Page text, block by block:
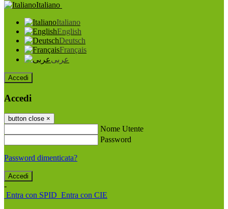
Italiano
Italiano
English
Deutsch
Français
عربى
Accedi
Accedi
button close ×
Nome Utente
Password
Password dimenticata?
-
Entra con SPID Entra con CIE